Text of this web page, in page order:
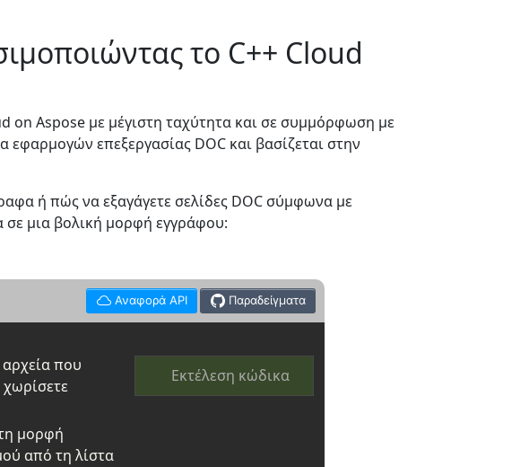
το C++ Cloud
on Aspose με μέγιστη ταχύτητα και σε συμμόρφωση με
εφαρμογών επεξεργασίας DOC και βασίζεται στην
ή πώς να εξαγάγετε σελίδες DOC σύμφωνα με
σε μια βολική μορφή εγγράφου:
Αναφορά API Παραδείγματα
που
χωρίσετε
Εκτέλεση κώδικα
μορφή
από τη λίστα